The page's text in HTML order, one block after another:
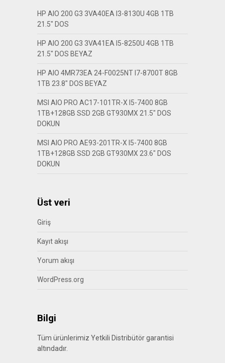
HP AIO 200 G3 3VA40EA I3-8130U 4GB 1TB
21.5″ DOS
HP AIO 200 G3 3VA41EA I5-8250U 4GB 1TB
21.5″ DOS BEYAZ
HP AIO 4MR73EA 24-F0025NT I7-8700T 8GB
1TB 23.8″ DOS BEYAZ
MSI AIO PRO AC17-101TR-X I5-7400 8GB
1TB+128GB SSD 2GB GT930MX 21.5″ DOS
DOKUN
MSI AIO PRO AE93-201TR-X I5-7400 8GB
1TB+128GB SSD 2GB GT930MX 23.6″ DOS
DOKUN
Üst veri
Giriş
Kayıt akışı
Yorum akışı
WordPress.org
Bilgi
Tüm ürünlerimiz Yetkili Distribütör garantisi
altındadır.